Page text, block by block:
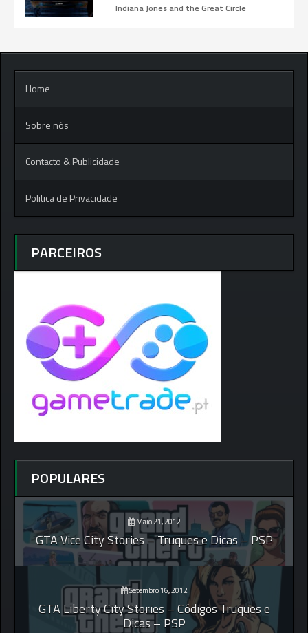
Indiana Jones and the Great Circle
Home
Sobre nós
Contacto & Publicidade
Politica de Privacidade
PARCEIROS
POPULARES
Maio 21, 2012
GTA Vice City Stories – Truques e Dicas – PSP
Setembro 16, 2012
GTA Liberty City Stories – Códigos Truques e
Dicas – PSP